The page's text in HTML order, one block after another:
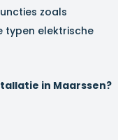
zoals
typen elektrische
in Maarssen?